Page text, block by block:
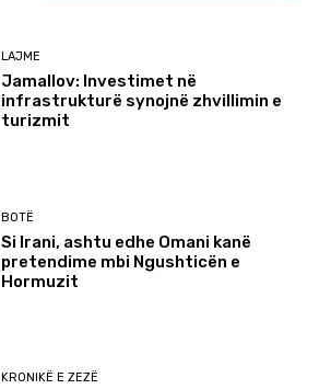
LAJME
Jamallov: Investimet në
infrastrukturë synojnë zhvillimin e
turizmit
BOTË
Si Irani, ashtu edhe Omani kanë
pretendime mbi Ngushticën e
Hormuzit
KRONIKË E ZEZË